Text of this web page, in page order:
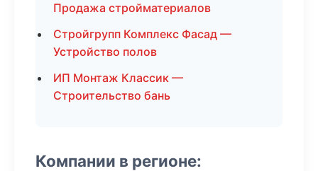
Продажа стройматериалов
Стройгрупп Комплекс Фасад —
Устройство полов
ИП Монтаж Классик —
Строительство бань
Компании в регионе: